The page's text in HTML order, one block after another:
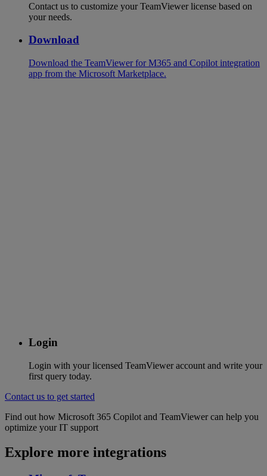
Contact us to customize your TeamViewer license based on
your needs.
Download
Download the TeamViewer for M365 and Copilot integration
app from the Microsoft Marketplace.
Login
Login with your licensed TeamViewer account and write your
first query today.
Contact us to get started
Find out how Microsoft 365 Copilot and TeamViewer can help you
optimize your IT support
Explore more integrations